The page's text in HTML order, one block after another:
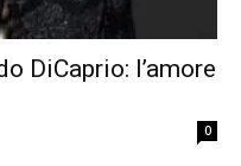
DiCaprio: l’amore
0